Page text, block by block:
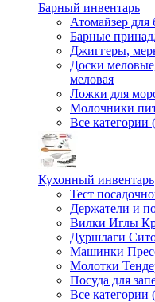
Барный инвентарь
Атомайзер для
Барные
Джиггеры,
Доски
меловая
Ложки для
Молочники
Все категории
Кухонный инвентарь
Тест
Держатели и
Вилки Иглы
Дуршлаги
Машинки
Молотки
Посуда для
Все категории